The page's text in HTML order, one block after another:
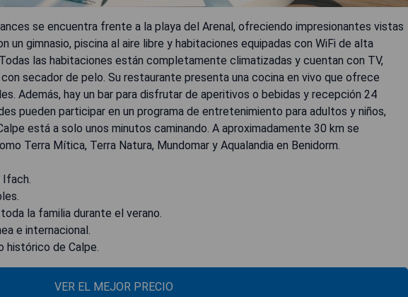
se encuentra frente a la playa del Arenal, ofreciendo impresionantes vistas
un gimnasio, piscina al aire libre y habitaciones equipadas con WiFi de alta
las habitaciones están completamente climatizadas y cuentan con TV,
secador de pelo. Su restaurante presenta una cocina en vivo que ofrece
Además, hay un bar para disfrutar de aperitivos o bebidas y recepción 24
pueden participar en un programa de entretenimiento para adultos y niños,
está a solo unos minutos caminando. A aproximadamente 30 km se
Terra Mítica, Terra Natura, Mundomar y Aqualandia en Benidorm.
Ifach.
la familia durante el verano.
e internacional.
histórico de Calpe.
VER EL MEJOR PRECIO